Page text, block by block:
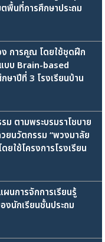
พื้นที่การศึกษาประถม
การคูณ โดยใช้ชุดฝึก
บบ Brain-based
ษาปีที่ 3 โรงเรียนบ้าน
ตามพระบรมราโชบาย
ยนวัตกรรม “พวงมาลัย
ยใช้โครงการโรงเรียน
นการจักการเรียนรู้
งนักเรียนชั้นประถม